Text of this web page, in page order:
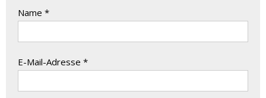
Name *
E-Mail-Adresse *